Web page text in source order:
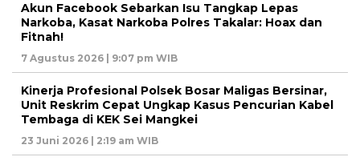
Akun Facebook Sebarkan Isu Tangkap Lepas
Narkoba, Kasat Narkoba Polres Takalar: Hoax dan
Fitnah!
7 Agustus 2026 | 9:07 pm WIB
Kinerja Profesional Polsek Bosar Maligas Bersinar,
Unit Reskrim Cepat Ungkap Kasus Pencurian Kabel
Tembaga di KEK Sei Mangkei
23 Juni 2026 | 2:19 am WIB